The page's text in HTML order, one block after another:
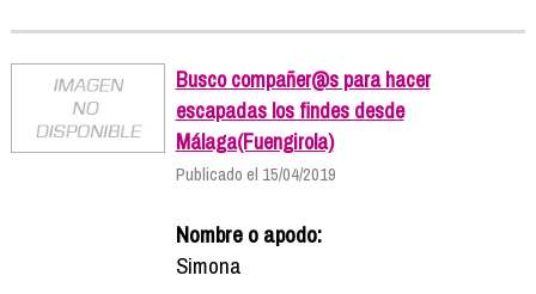
Busco compañer@s para hacer
escapadas los findes desde
Málaga(Fuengirola)
Publicado el 15/04/2019
Nombre o apodo:
Simona